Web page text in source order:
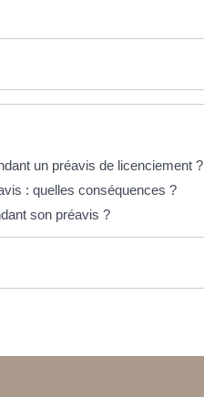
un préavis de licenciement ?
: quelles conséquences ?
son préavis ?